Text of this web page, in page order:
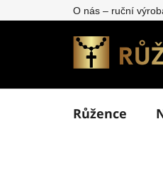
na
O nás – ruční
Růžence